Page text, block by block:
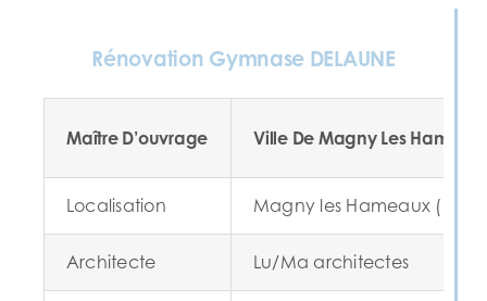
Rénovation Gymnase DELAUNE
Maître D’ouvrage Ville De Magny Les
Localisation Magny les Hameaux (78)
Architecte Lu/Ma architectes